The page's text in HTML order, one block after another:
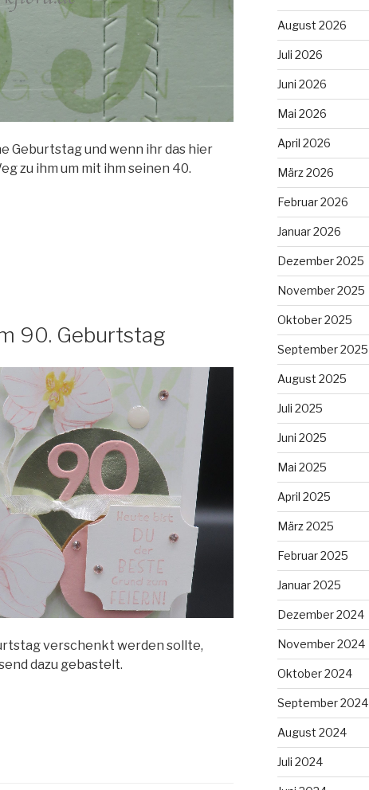
Geburtstag und wenn ihr das hier
zu ihm um mit ihm seinen 40.
90. Geburtstag
verschenkt werden sollte,
dazu gebastelt.
August 2026
Juli 2026
Juni 2026
Mai 2026
April 2026
März 2026
Februar 2026
Januar 2026
Dezember 2025
November 2025
Oktober 2025
September 2025
August 2025
Juli 2025
Juni 2025
Mai 2025
April 2025
März 2025
Februar 2025
Januar 2025
Dezember 2024
November 2024
Oktober 2024
September 2024
August 2024
Juli 2024